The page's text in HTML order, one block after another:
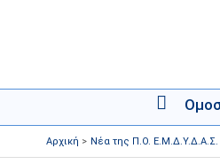
Α
ρ
χ
Αρχική Νέα της Π.Ο. Ε.Μ.Δ.Υ.Δ.Α.Σ.